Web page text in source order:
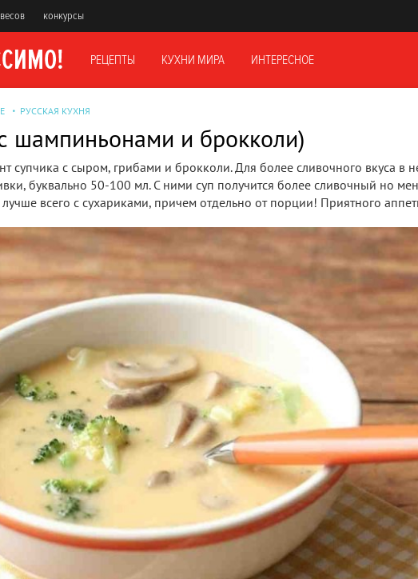
конкурсы
РЕЦЕПТЫ КУХНИ МИРА ИНТЕРЕСНОЕ
РУССКАЯ КУХНЯ
шампиньонами и брокколи)
супчика с сыром, грибами и брокколи. Для более сливочного вкуса в
буквально 50-100 мл. С ними суп получится более сливочный но
лучше всего с сухариками, причем отдельно от порции! Приятного